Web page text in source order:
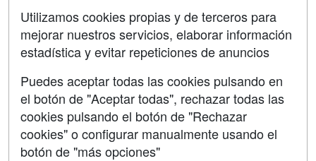
Contactar
Confidencialidad
Aviso legal
Copyleft
Utilizamos cookies propias y de terceros para
mejorar nuestros servicios, elaborar información
estadística y evitar repeticiones de anuncios
Puedes aceptar todas las cookies pulsando en
el botón de "Aceptar todas", rechazar todas las
cookies pulsando el botón de "Rechazar
cookies" o configurar manualmente usando el
botón de "más opciones"